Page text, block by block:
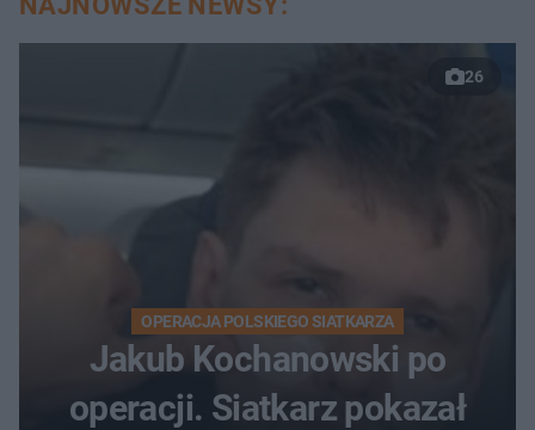
26
OPERACJA POLSKIEGO SIATKARZA
Jakub Kochanowski po
operacji. Siatkarz pokazał